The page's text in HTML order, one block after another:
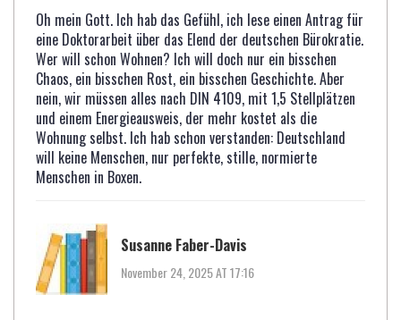
Oh mein Gott. Ich hab das Gefühl, ich lese einen Antrag für
eine Doktorarbeit über das Elend der deutschen Bürokratie.
Wer will schon Wohnen? Ich will doch nur ein bisschen
Chaos, ein bisschen Rost, ein bisschen Geschichte. Aber
nein, wir müssen alles nach DIN 4109, mit 1,5 Stellplätzen
und einem Energieausweis, der mehr kostet als die
Wohnung selbst. Ich hab schon verstanden: Deutschland
will keine Menschen, nur perfekte, stille, normierte
Menschen in Boxen.
Susanne Faber-Davis
November 24, 2025 AT 17:16